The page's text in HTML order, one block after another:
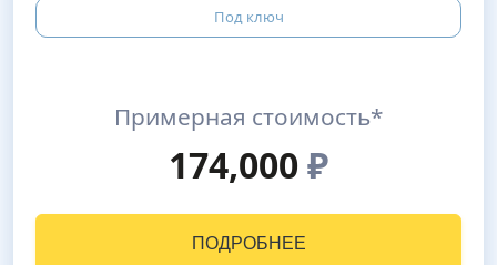
Под ключ
Примерная стоимость*
174,000₽
ПОДРОБНЕЕ